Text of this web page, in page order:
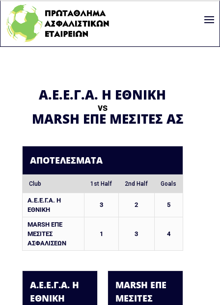
Α.Ε.Ε.Γ.Α. Η ΕΘΝΙΚΗ
vs
MARSH ΕΠΕ ΜΕΣΙΤΕΣ
ΑΠΟΤΕΛΈΣΜΑΤΑ
Club 1st Half 2nd Half Goals
Α.Ε.Ε.Γ.Α. Η
ΕΘΝΙΚΗ
3 2 5
MARSH ΕΠΕ
ΜΕΣΙΤΕΣ
ΑΣΦΑΛΙΣΕΩΝ
1 3 4
Α.Ε.Ε.Γ.Α. Η
ΕΘΝΙΚΗ
MARSH ΕΠΕ
ΜΕΣΙΤΕΣ